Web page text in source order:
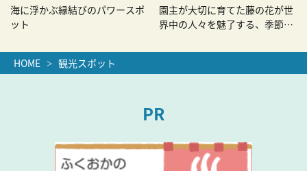
海に浮かぶ縁結びのパワースポ
ット
園主が大切に育てた藤の花が世
界中の人々を魅了する、季節限
HOME
観光スポット
PR